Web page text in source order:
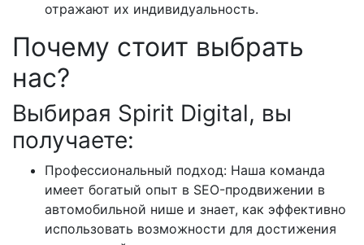
отражают их индивидуальность.
Почему стоит выбрать
нас?
Выбирая Spirit Digital, вы
получаете:
Профессиональный подход: Наша команда
имеет богатый опыт в SEO-продвижении в
автомобильной нише и знает, как эффективно
использовать возможности для достижения